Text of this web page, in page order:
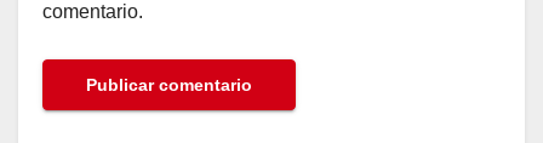
comentario.